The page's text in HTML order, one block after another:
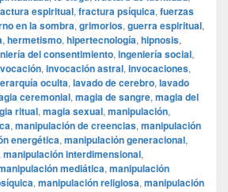
espiritual, fractura psíquica, fuerzas
en la sombra, grimorios, guerra espiritual,
, hermetismo, hipertecnología, hipnosis,
del consentimiento, ingeniería social,
, invocación astral, invocaciones,
oculta, lavado de cerebro, lavado
ceremonial, magia de sangre, magia del
ritual, magia sexual, manipulación,
, manipulación de creencias, manipulación
energética, manipulación generacional,
manipulación interdimensional,
mediática, manipulación
, manipulación religiosa, manipulación